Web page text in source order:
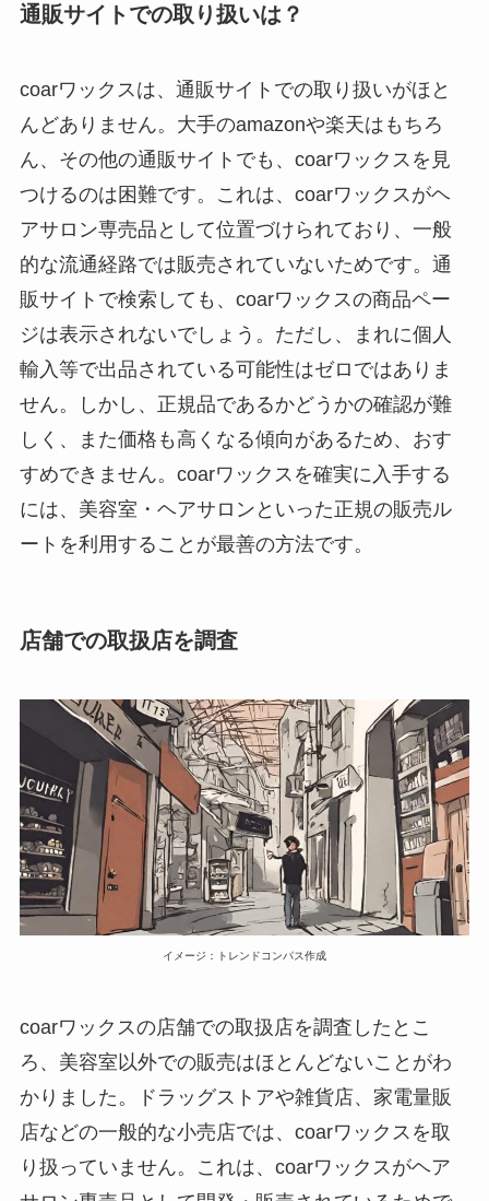
通販サイトでの取り扱いは？
coarワックスは、通販サイトでの取り扱いがほと
んどありません。大手のamazonや楽天はもちろ
ん、その他の通販サイトでも、coarワックスを見
つけるのは困難です。これは、coarワックスがヘ
アサロン専売品として位置づけられており、一般
的な流通経路では販売されていないためです。通
販サイトで検索しても、coarワックスの商品ペー
ジは表示されないでしょう。ただし、まれに個人
輸入等で出品されている可能性はゼロではありま
せん。しかし、正規品であるかどうかの確認が難
しく、また価格も高くなる傾向があるため、おす
すめできません。coarワックスを確実に入手する
には、美容室・ヘアサロンといった正規の販売ル
ートを利用することが最善の方法です。
店舗での取扱店を調査
イメージ：トレンドコンパス作成
coarワックスの店舗での取扱店を調査したとこ
ろ、美容室以外での販売はほとんどないことがわ
かりました。ドラッグストアや雑貨店、家電量販
店などの一般的な小売店では、coarワックスを取
り扱っていません。これは、coarワックスがヘア